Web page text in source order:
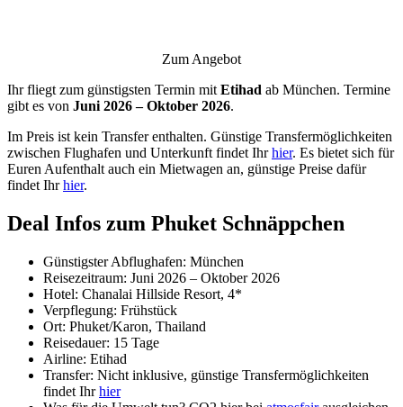
Zum Angebot
Ihr fliegt zum günstigsten Termin mit Etihad ab München. Termine
gibt es von Juni 2026 – Oktober 2026.
Im Preis ist kein Transfer enthalten. Günstige Transfermöglichkeiten
zwischen Flughafen und Unterkunft findet Ihrhier. Es bietet sich für
Euren Aufenthalt auch ein Mietwagen an, günstige Preise dafür
findet Ihrhier.
Deal Infos zum Phuket Schnäppchen
Günstigster Abflughafen: München
Reisezeitraum: Juni 2026 – Oktober 2026
Hotel: Chanalai Hillside Resort, 4*
Verpflegung: Frühstück
Ort: Phuket/Karon, Thailand
Reisedauer: 15 Tage
Airline: Etihad
Transfer: Nicht inklusive, günstige Transfermöglichkeiten
findet Ihrhier